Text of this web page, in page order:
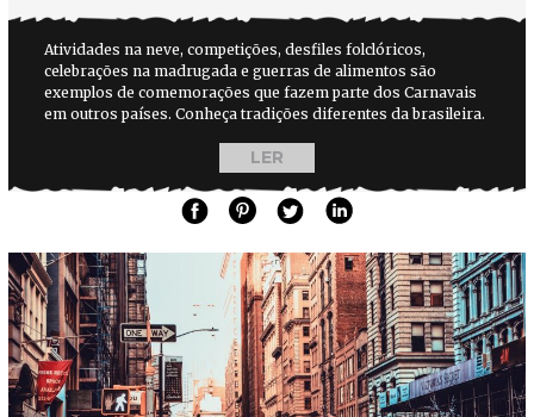
Atividades na neve, competições, desfiles folclóricos,
celebrações na madrugada e guerras de alimentos são
exemplos de comemorações que fazem parte dos Carnavais
em outros países. Conheça tradições diferentes da brasileira.
LER